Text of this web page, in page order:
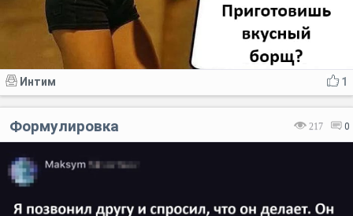
1
Интим
217 0
Формулировка